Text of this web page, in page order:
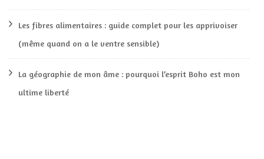
Les fibres alimentaires : guide complet pour les apprivoiser
(même quand on a le ventre sensible)
La géographie de mon âme : pourquoi l’esprit Boho est mon
ultime liberté